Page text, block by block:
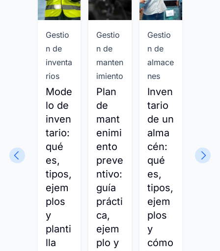
Gestio
n de
inventa
rios
Mode
lo de
inven
tario:
qué
es,
tipos,
ejem
plos
y
planti
lla
Gestio
n de
manten
imiento
Plan
de
mant
enimi
ento
preve
ntivo:
guía
prácti
ca,
ejem
plo y
Gestio
n de
almace
nes
Inven
tario
de un
alma
cén:
qué
es,
tipos,
ejem
plos
y
cómo
ción,